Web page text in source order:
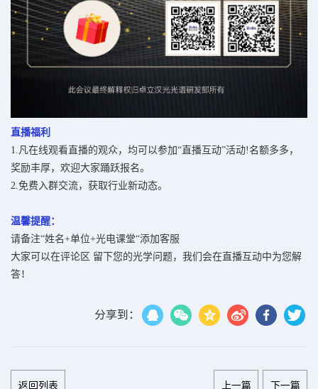
直播福利
1.凡在线观看直播的观众，均可以参加“直播互动”活动!名额多多，
奖励丰厚，欢迎大家踊跃报名。
2.免费入群交流，获取行业新动态。
温馨提醒：
请备注“姓名+单位+光电课堂“添加客服
大家可以在评论区 留下您的光学问题， 我们会在直播互动中为您解
答！
分享到：
返回列表 上一篇 下一篇